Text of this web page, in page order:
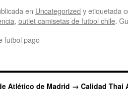
en Uncategorized y etiquetada
, outlet camisetas de futbol chile.
futbol pago
Atlético de Madrid → Calidad Thai